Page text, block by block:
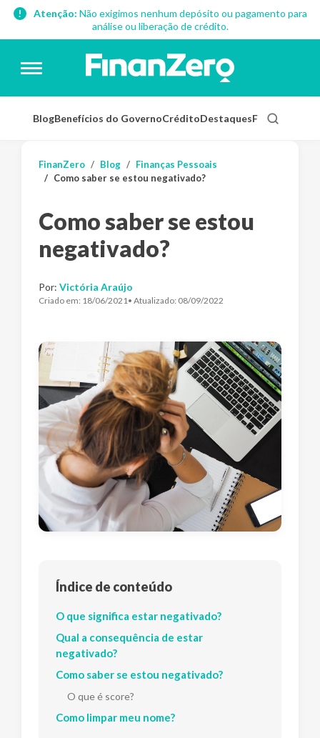
Atenção: Não exigimos nenhum depósito ou pagamento para
análise ou liberação de crédito.
BlogBenefícios do GovernoCréditoDestaquesFinanças
FinanZero Blog
Finanças Pessoais
Como saber se estou negativado?
Como saber se estou
negativado?
Por: Victória Araújo
Criado em: 18/06/2021• Atualizado: 08/09/2022
Índice de conteúdo
O que significa estar negativado?
Qual a consequência de estar
negativado?
Como saber se estou negativado?
O que é score?
Como limpar meu nome?